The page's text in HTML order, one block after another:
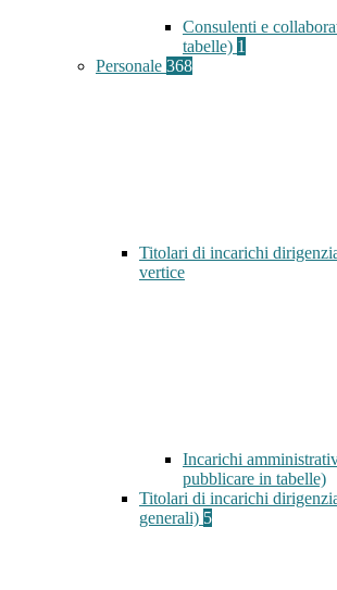
Consulenti e
tabelle) 1
Personale 368
Titolari di incarichi
vertice
Incarichi
pubblicare in tabelle)
Titolari di incarichi
generali) 5